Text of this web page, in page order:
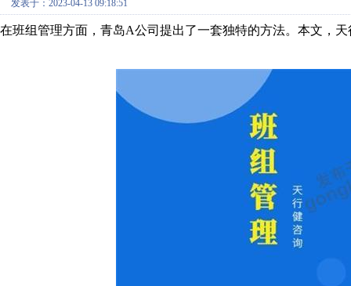
发表于：2023-04-13 09:18:51
在班组管理方面，青岛A公司提出了一套独特的方法。本文，